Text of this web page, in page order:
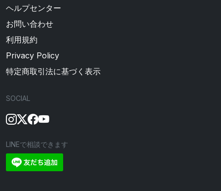
ヘルプセンター
お問い合わせ
利用規約
Privacy Policy
特定商取引法に基づく表示
SOCIAL
LINEで相談できます